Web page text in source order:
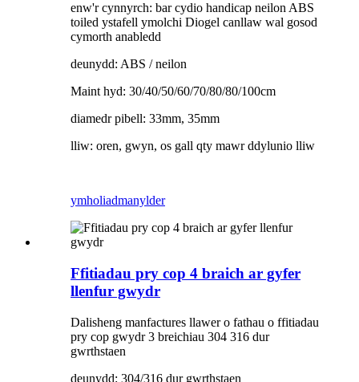
enw'r cynnyrch: bar cydio handicap neilon ABS
toiled ystafell ymolchi Diogel canllaw wal gosod
cymorth anabledd
deunydd: ABS / neilon
Maint hyd: 30/40/50/60/70/80/80/100cm
diamedr pibell: 33mm, 35mm
lliw: oren, gwyn, os gall qty mawr ddylunio lliw
ymholiadmanylder
Ffitiadau pry cop 4 braich ar gyfer
llenfur gwydr
Dalisheng manfactures llawer o fathau o ffitiadau
pry cop gwydr 3 breichiau 304 316 dur
gwrthstaen
deunydd: 304/316 dur gwrthstaen